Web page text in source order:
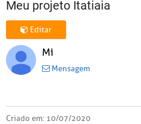
Meu projeto Itatiaia
Editar
Mi
Mensagem
Criado em: 10/07/2020